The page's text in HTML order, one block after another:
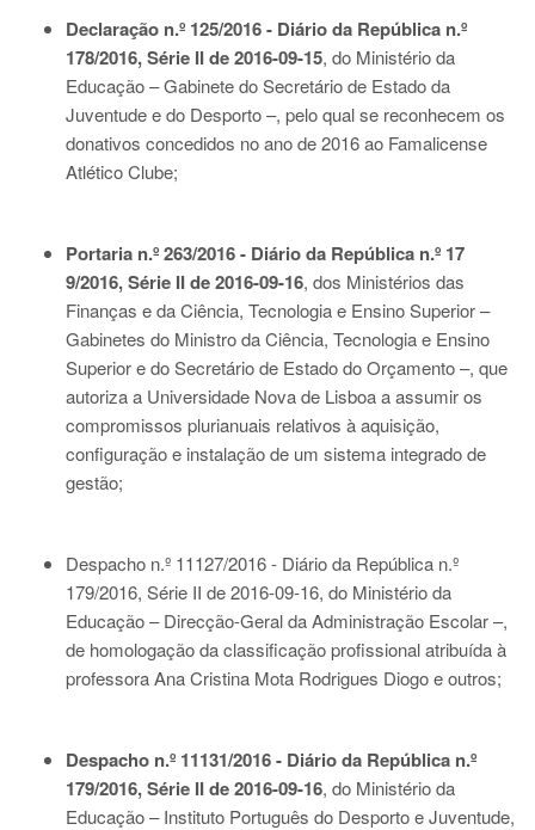
Declaração n.º 125/2016 - Diário da República n.º
178/2016, Série II de 2016-09-15, do Ministério da
Educação – Gabinete do Secretário de Estado da
Juventude e do Desporto –, pelo qual se reconhecem os
donativos concedidos no ano de 2016 ao Famalicense
Atlético Clube;
Portaria n.º 263/2016 - Diário da República n.º 17
9/2016, Série II de 2016-09-16, dos Ministérios das
Finanças e da Ciência, Tecnologia e Ensino Superior –
Gabinetes do Ministro da Ciência, Tecnologia e Ensino
Superior e do Secretário de Estado do Orçamento –, que
autoriza a Universidade Nova de Lisboa a assumir os
compromissos plurianuais relativos à aquisição,
configuração e instalação de um sistema integrado de
gestão;
Despacho n.º 11127/2016 - Diário da República n.º
179/2016, Série II de 2016-09-16, do Ministério da
Educação – Direcção-Geral da Administração Escolar –,
de homologação da classificação profissional atribuída à
professora Ana Cristina Mota Rodrigues Diogo e outros;
Despacho n.º 11131/2016 - Diário da República n.º
179/2016, Série II de 2016-09-16, do Ministério da
Educação – Instituto Português do Desporto e Juventude,